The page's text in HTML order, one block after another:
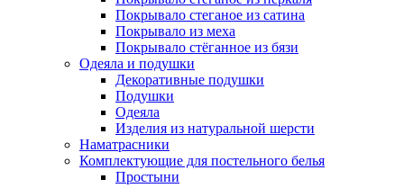
Покрывало стеганое из сатина
Покрывало из меха
Покрывало стёганное из бязи
Одеяла и подушки
Декоративные подушки
Подушки
Одеяла
Изделия из натуральной шерсти
Наматраcники
Комплектующие для постельного белья
Простыни